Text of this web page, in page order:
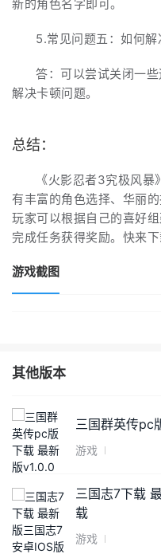
新的角色名字即可。
5.常见问题五：如何解
答：可以尝试关闭一
解决卡顿问题。
总结：
《火影忍者3究极风
有丰富的角色选择、华丽
玩家可以根据自己的喜好
完成任务获得奖励。快来下
游戏截图
其他版本
三国群英传pc
游戏
三国志7下载
载
游戏